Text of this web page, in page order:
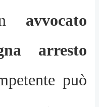
avvocato
arresto
può